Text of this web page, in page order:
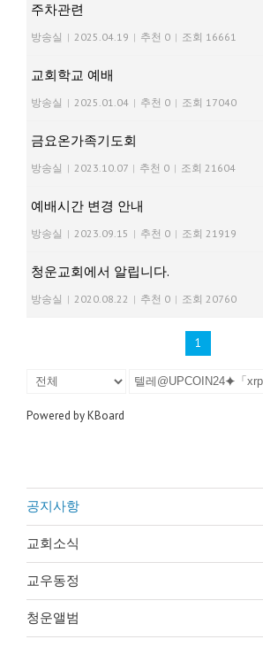
주차관련
방송실 | 2025.04.19 | 추천 0 | 조회 16661
교회학교 예배
방송실 | 2025.01.04 | 추천 0 | 조회 17040
금요온가족기도회
방송실 | 2023.10.07 | 추천 0 | 조회 21604
예배시간 변경 안내
방송실 | 2023.09.15 | 추천 0 | 조회 21919
청운교회에서 알립니다.
방송실 | 2020.08.22 | 추천 0 | 조회 20760
1
Powered by KBoard
공지사항
교회소식
교우동정
청운앨범